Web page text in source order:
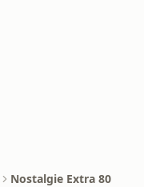
Nostalgie Extra 80